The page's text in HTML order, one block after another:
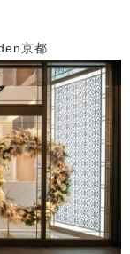
京都